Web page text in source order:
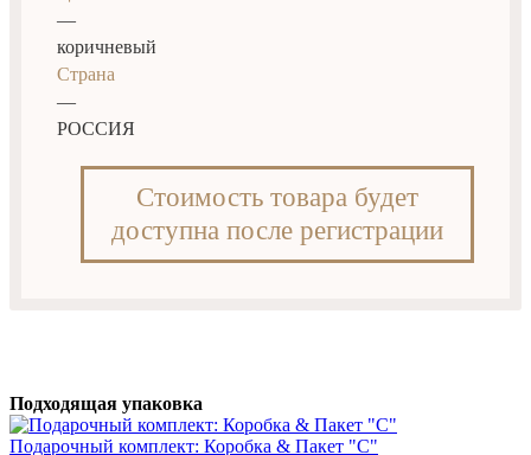
—
коричневый
Страна
—
РОССИЯ
Стоимость товара будет
доступна после регистрации
Подходящая упаковка
Подарочный комплект: Коробка & Пакет "С"